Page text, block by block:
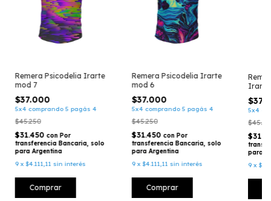
Remera Psicodelia Irarte
mod 7
$37.000
5x4 comprando 5 pagás 4
$45.250
$31.450 con Por
transferencia Bancaria, solo
para Argentina
9 x$4.111,11 sin interés
Comprar
Remera Psicodelia Irarte
mod 6
$37.000
5x4 comprando 5 pagás 4
$45.250
$31.450 con Por
transferencia Bancaria, solo
para Argentina
9 x$4.111,11 sin interés
Comprar
Irarte
5x4
para
9 x